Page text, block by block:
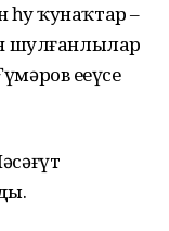
ҡунаҡтар –
шулғанлылар
еңеүсе